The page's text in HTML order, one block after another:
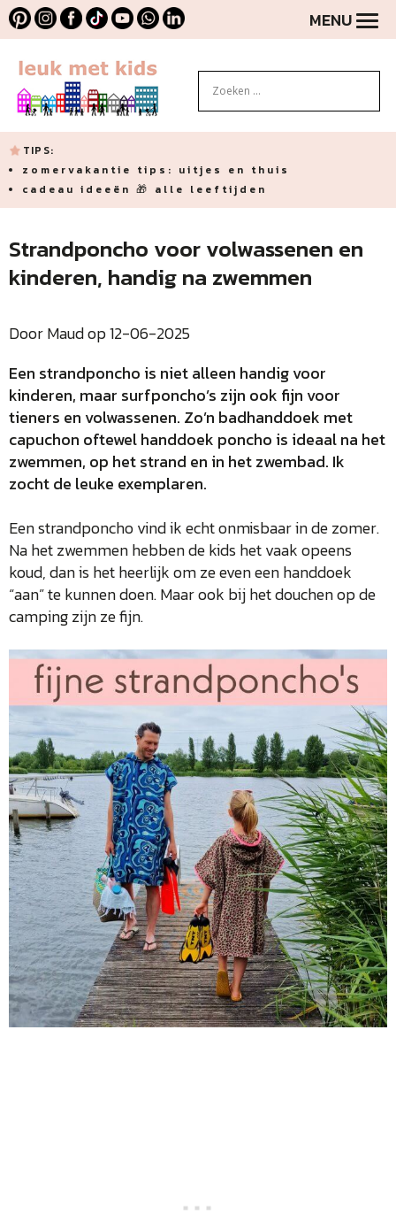
MENU
TIPS:
zomervakantie tips: uitjes en thuis
cadeau ideeën 🎁 alle leeftijden
Strandponcho voor volwassenen en
kinderen, handig na zwemmen
Door Maud op 12-06-2025
Een strandponcho is niet alleen handig voor
kinderen, maar surfponcho’s zijn ook fijn voor
tieners en volwassenen. Zo’n badhanddoek met
capuchon oftewel handdoek poncho is ideaal na het
zwemmen, op het strand en in het zwembad. Ik
zocht de leuke exemplaren.
Een strandponcho vind ik echt onmisbaar in de zomer.
Na het zwemmen hebben de kids het vaak opeens
koud, dan is het heerlijk om ze even een handdoek
“aan” te kunnen doen. Maar ook bij het douchen op de
camping zijn ze fijn.